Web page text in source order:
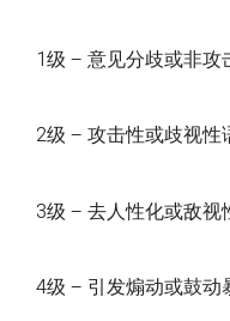
1级 – 意见分歧或非攻
2级 – 攻击性或歧视性
3级 – 去人性化或敌视
4级 – 引发煽动或鼓动